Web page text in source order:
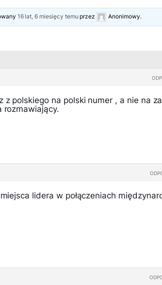
16 lat, 6 miesięcy temu przez Anonimowy.
z polskiego na polski numer , a nie na
rozmawiający.
lidera w połączeniach